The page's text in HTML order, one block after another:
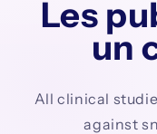
Les
un
All clinical
against